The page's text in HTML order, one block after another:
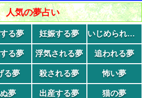
人気の夢占い
る夢 妊娠する夢 いじめられる夢
る夢 浮気される夢 追われる夢
る夢 殺される夢 怖い夢
夢 出産する夢 猫の夢